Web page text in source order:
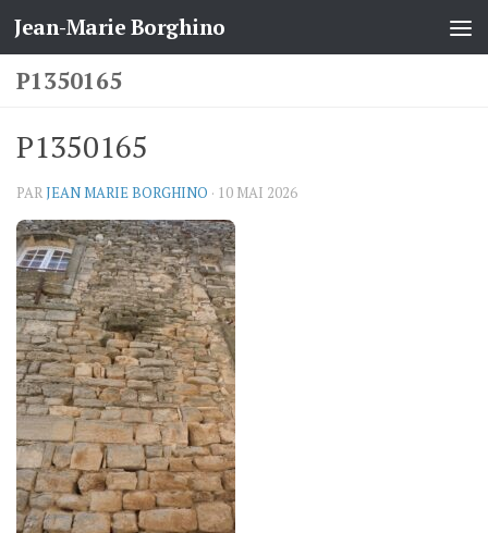
Skip to content
Jean-Marie Borghino
P1350165
P1350165
PARJEAN MARIE BORGHINO · 10 MAI 2026